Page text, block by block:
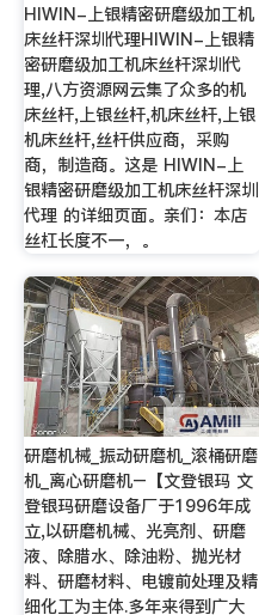
HIWIN-上银精密研磨级加工机
床丝杆深圳代理HIWIN-上银精
密研磨级加工机床丝杆深圳代
理,八方资源网云集了众多的机
床丝杆,上银丝杆,机床丝杆,上银
机床丝杆,丝杆供应商，采购
商，制造商。这是 HIWIN-上
银精密研磨级加工机床丝杆深圳
代理 的详细页面。亲们：本店
丝杠长度不一，。
研磨机械_振动研磨机_滚桶研磨
机_离心研磨机–【文登银玛 文
登银玛研磨设备厂于1996年成
立,以研磨机械、光亮剂、研磨
液、除腊水、除油粉、抛光材
料、研磨材料、电镀前处理及精
细化工为主体.多年来得到广大